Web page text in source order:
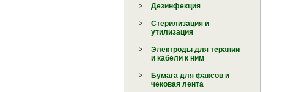
Дезинфекция
Стерилизация и
утилизация
Электроды для терапии
и кабели к ним
Бумага для факсов и
чековая лента